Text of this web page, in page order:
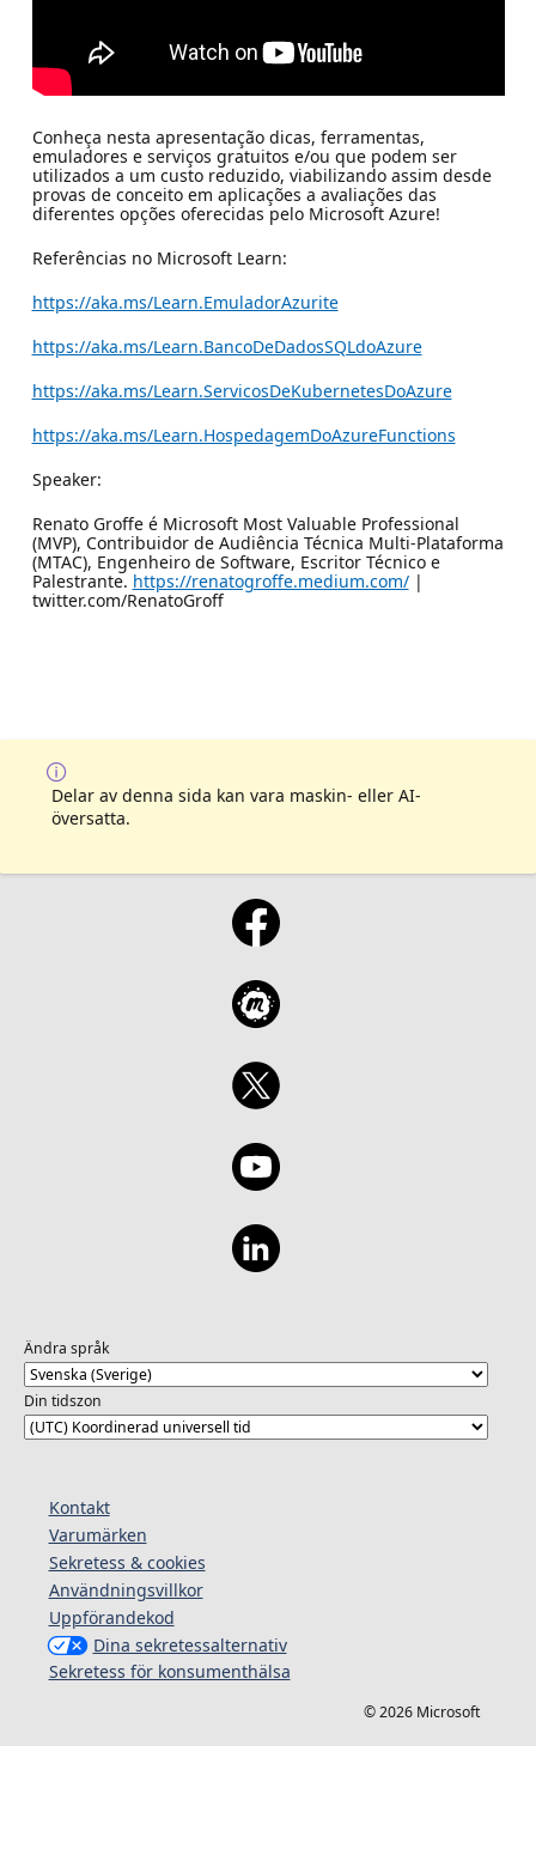
Conheça nesta apresentação dicas, ferramentas,
emuladores e serviços gratuitos e/ou que podem ser
utilizados a um custo reduzido, viabilizando assim desde
provas de conceito em aplicações a avaliações das
diferentes opções oferecidas pelo Microsoft Azure!
Referências no Microsoft Learn:
https://aka.ms/Learn.EmuladorAzurite
https://aka.ms/Learn.BancoDeDadosSQLdoAzure
https://aka.ms/Learn.ServicosDeKubernetesDoAzure
https://aka.ms/Learn.HospedagemDoAzureFunctions
Speaker:
Renato Groffe é Microsoft Most Valuable Professional
(MVP), Contribuidor de Audiência Técnica Multi-Plataforma
(MTAC), Engenheiro de Software, Escritor Técnico e
Palestrante. https://renatogroffe.medium.com/|
twitter.com/RenatoGroff
Delar av denna sida kan vara maskin- eller AI-
översatta.
Ändra språk
Din tidszon
Kontakt
Varumärken
Sekretess & cookies
Användningsvillkor
Uppförandekod
Dina sekretessalternativ
Sekretess för konsumenthälsa
© 2026 Microsoft